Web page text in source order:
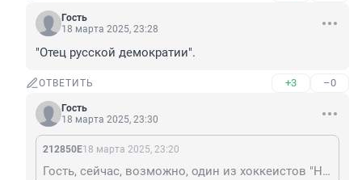
Гость
18 марта 2025, 23:28
"Отец русской демократии".
ОТВЕТИТЬ +3 –0
Гость
18 марта 2025, 23:30
212850Е18 марта 2025, 23:20
Гость, сейчас, возможно, один из хоккеистов "Ночной лиги". Когда нормальные люди спят, своими делами начинают занимаются те, кто под кровом ночи и секретности своим занимается.